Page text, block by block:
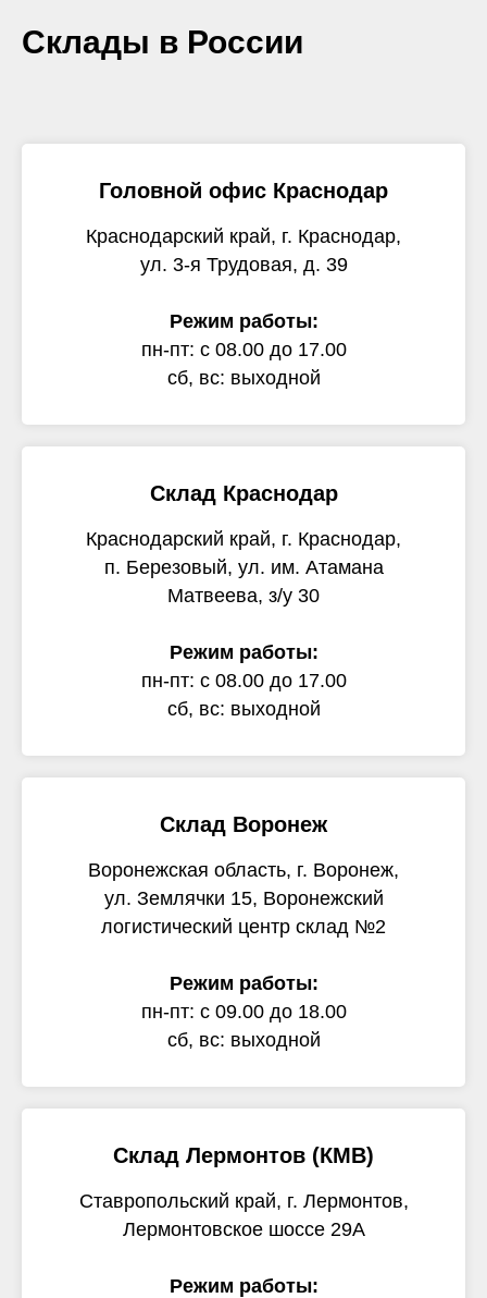
Склады в России
Головной офис Краснодар
Краснодарский край, г. Краснодар,
ул. 3-я Трудовая, д. 39
Режим работы:
пн-пт: с 08.00 до 17.00
сб, вс: выходной
Склад Краснодар
Краснодарский край, г. Краснодар,
п. Березовый, ул. им. Атамана
Матвеева, з/у 30
Режим работы:
пн-пт: с 08.00 до 17.00
сб, вс: выходной
Склад Воронеж
Воронежская область, г. Воронеж,
ул. Землячки 15, Воронежский
логистический центр склад №2
Режим работы:
пн-пт: с 09.00 до 18.00
сб, вс: выходной
Склад Лермонтов (КМВ)
Ставропольский край, г. Лермонтов,
Лермонтовское шоссе 29А
Режим работы: